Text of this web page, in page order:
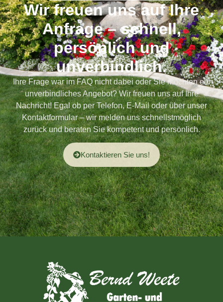
Wir freuen uns auf Ihre
Anfrage – schnell,
persönlich und
unverbindlich.
Ihre Frage war im FAQ nicht dabei oder Sie möchten ein
unverbindliches Angebot? Wir freuen uns auf Ihre
Nachricht! Egal ob per Telefon, E-Mail oder über unser
Kontaktformular – wir melden uns schnellstmöglich
zurück und beraten Sie kompetent und persönlich.
Kontaktieren Sie uns!